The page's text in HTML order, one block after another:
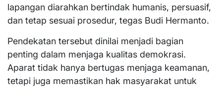
lapangan diarahkan bertindak humanis, persuasif,
dan tetap sesuai prosedur, tegas Budi Hermanto.
Pendekatan tersebut dinilai menjadi bagian
penting dalam menjaga kualitas demokrasi.
Aparat tidak hanya bertugas menjaga keamanan,
tetapi juga memastikan hak masyarakat untuk